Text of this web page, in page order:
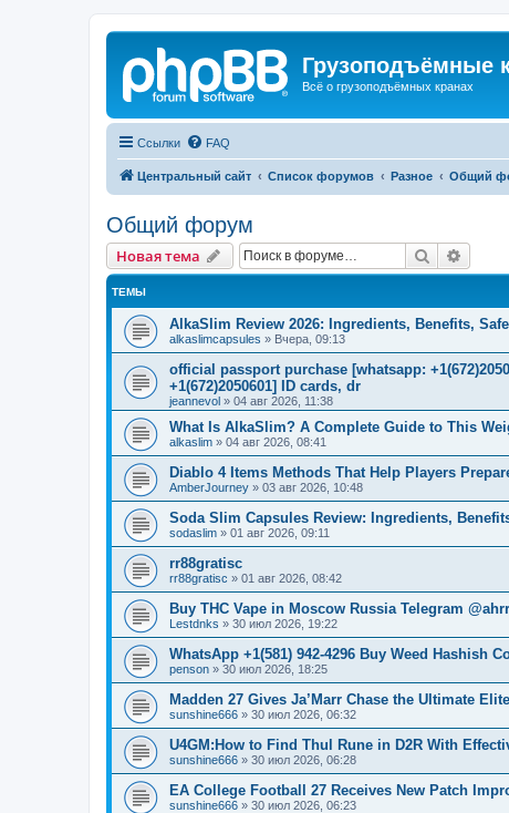
Грузоподъёмные
Всё о грузоподъёмных кранах
Ссылки FAQ
Центральный сайт Список форумов Разное Общий
Общий форум
Новая тема Поиск
ТЕМЫ
AlkaSlim Review 2026: Ingredients, Benefits,
alkaslimcapsules » Вчера, 09:13
official passport purchase [whatsapp:
+1(672)2050601] ID cards, dr
jeannevol » 04 авг 2026, 11:38
What Is AlkaSlim? A Complete Guide to This
alkaslim » 04 авг 2026, 08:41
Diablo 4 Items Methods That Help Players
AmberJourney » 03 авг 2026, 10:48
Soda Slim Capsules Review: Ingredients,
sodaslim » 01 авг 2026, 09:11
rr88gratisc
rr88gratisc » 01 авг 2026, 08:42
Buy THC Vape in Moscow Russia Telegram
Lestdnks » 30 июл 2026, 19:22
WhatsApp +1(581) 942-4296 Buy Weed Hashish
penson » 30 июл 2026, 18:25
Madden 27 Gives Ja’Marr Chase the Ultimate
sunshine666 » 30 июл 2026, 06:32
U4GM:How to Find Thul Rune in D2R With
sunshine666 » 30 июл 2026, 06:28
EA College Football 27 Receives New Patch
sunshine666 » 30 июл 2026, 06:23